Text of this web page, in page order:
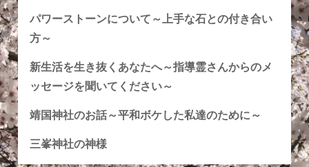
パワーストーンについて～上手な石との付き合い
方～
新生活を生き抜くあなたへ～指導霊さんからのメ
ッセージを聞いてください～
靖国神社のお話～平和ボケした私達のために～
三峯神社の神様